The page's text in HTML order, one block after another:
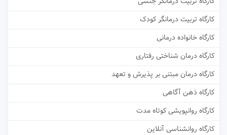
کارگاه تربیت درمانگر کودک
کارگاه خانواده درمانی
کارگاه درمان شناختی رفتاری
کارگاه درمان مبتنی بر پذیرش و تعهد
کارگاه ذهن آگاهی
کارگاه روانپویشی کوتاه مدت
کارگاه روانشناسی آنلاین